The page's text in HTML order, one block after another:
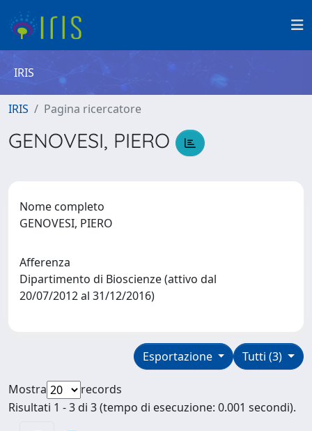
IRIS
IRIS Pagina ricercatore
GENOVESI, PIERO
Nome completo
GENOVESI, PIERO
Afferenza
Dipartimento di Bioscienze (attivo dal
20/07/2012 al 31/12/2016)
Tutti (3)
Esportazione
Mostra
records
Risultati 1 - 3 di 3 (tempo di esecuzione: 0.001 secondi).